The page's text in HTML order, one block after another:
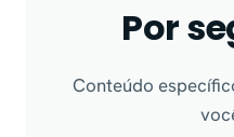
Por
Conteúdo